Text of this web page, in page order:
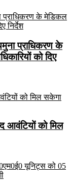
प्राधिकरण के
को दिए
आवंटियों को मिल